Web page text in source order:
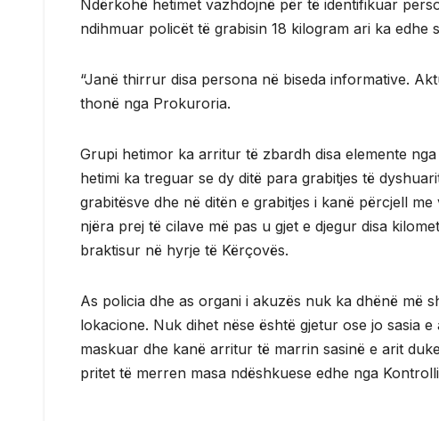
Ndërkohë hetimet vazhdojnë për të identifikuar
ndihmuar policët të grabisin 18 kilogram ari ka edhe
“Janë thirrur disa persona në biseda informative.
thonë nga Prokuroria.
Grupi hetimor ka arritur të zbardh disa elemente
hetimi ka treguar se dy ditë para grabitjes të
grabitësve dhe në ditën e grabitjes i kanë përcjell
njëra prej të cilave më pas u gjet e djegur disa
braktisur në hyrje të Kërçovës.
As policia dhe as organi i akuzës nuk ka dhënë më
lokacione. Nuk dihet nëse është gjetur ose jo sasia
maskuar dhe kanë arritur të marrin sasinë e arit
pritet të merren masa ndëshkuese edhe nga